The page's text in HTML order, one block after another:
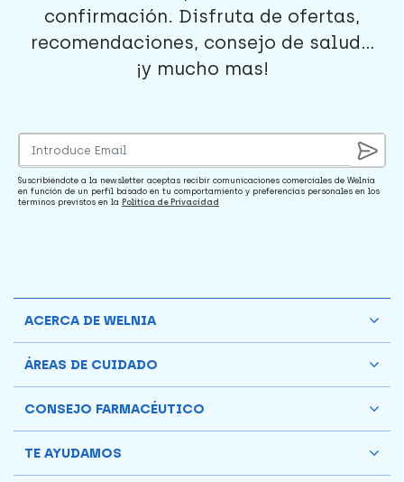
confirmación. Disfruta de ofertas,
recomendaciones, consejo de salud...
¡y mucho mas!
Suscribiéndote a la newsletter aceptas recibir comunicaciones comerciales de Welnia
en función de un perfil basado en tu comportamiento y preferencias personales en los
términos previstos en la Política de Privacidad
ACERCA DE WELNIA
ÁREAS DE CUIDADO
CONSEJO FARMACÉUTICO
TE AYUDAMOS